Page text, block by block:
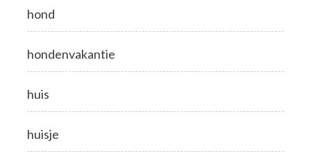
hond
hondenvakantie
huis
huisje